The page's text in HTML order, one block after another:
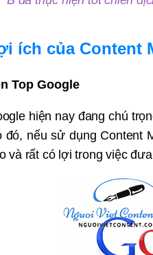
ích của Content
Top Google
hiện nay đang chú
đó, nếu sử dụng Content
và rất có lợi trong việc